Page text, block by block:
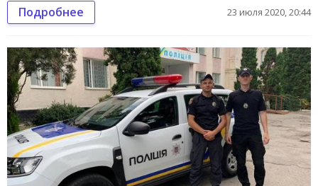
Подробнее 23 июля 2020, 20:44